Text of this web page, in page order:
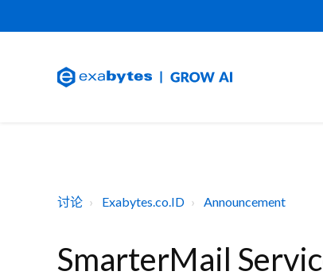
讨论 Exabytes.co.ID Announcement
SmarterMail